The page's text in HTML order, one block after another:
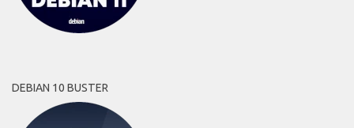
DEBIAN 10 BUSTER